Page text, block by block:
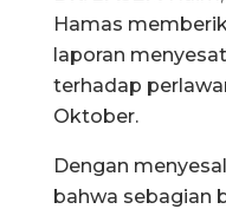
Hamas
laporan
terhadap
Oktober.
Dengan
bahwa sebagian